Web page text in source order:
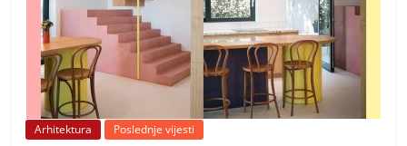
Arhitektura Poslednje vijesti